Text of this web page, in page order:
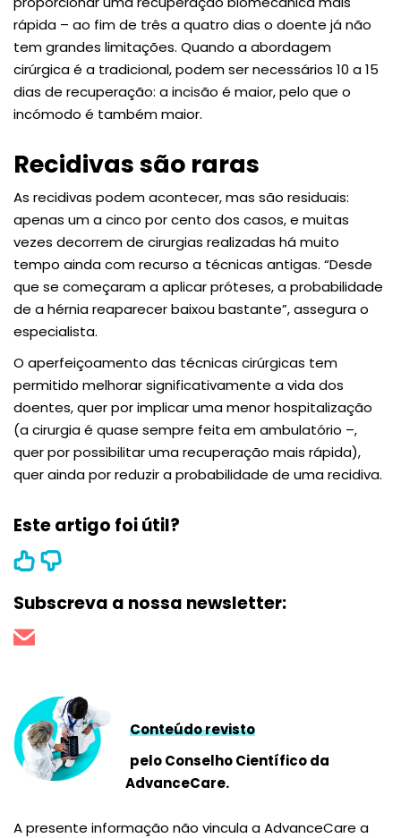
rápida – ao fim de três a quatro dias o doente já não
tem grandes limitações. Quando a abordagem
cirúrgica é a tradicional, podem ser necessários 10 a 15
dias de recuperação: a incisão é maior, pelo que o
incómodo é também maior.
Recidivas são raras
As recidivas podem acontecer, mas são residuais:
apenas um a cinco por cento dos casos, e muitas
vezes decorrem de cirurgias realizadas há muito
tempo ainda com recurso a técnicas antigas. “Desde
que se começaram a aplicar próteses, a probabilidade
de a hérnia reaparecer baixou bastante”, assegura o
especialista.
O aperfeiçoamento das técnicas cirúrgicas tem
permitido melhorar significativamente a vida dos
doentes, quer por implicar uma menor hospitalização
(a cirurgia é quase sempre feita em ambulatório –,
quer por possibilitar uma recuperação mais rápida),
quer ainda por reduzir a probabilidade de uma recidiva.
Este artigo foi útil?
Subscreva a nossa newsletter:
Conteúdo revisto
pelo Conselho Científico da
AdvanceCare.
A presente informação não vincula a AdvanceCare a